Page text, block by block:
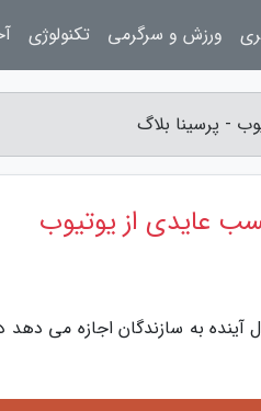
به سازندگان اجازه می
ورزش و سرگرمی تکنولوژی